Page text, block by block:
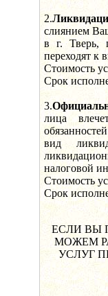
2.
слиянием
в г. Тверь,
переходят к
Стоимость
Срок
3.
лица
вид
налоговой
Стоимость
Срок
ЕСЛИ ВЫ
МОЖЕМ
УСЛУГ